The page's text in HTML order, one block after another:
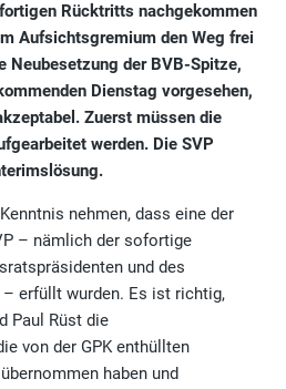
Rücktritts nachgekommen
Aufsichtsgremium den Weg frei
Neubesetzung der BVB-Spitze,
Dienstag vorgesehen,
Zuerst müssen die
werden. Die SVP
nehmen, dass eine der
– nämlich der sofortige
und des
– erfüllt wurden. Es ist richtig,
Paul Rüst die
von der GPK enthüllten
haben und